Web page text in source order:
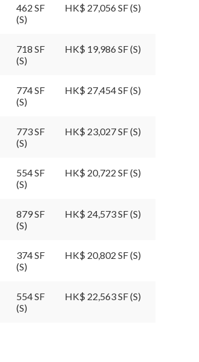
462 SF
(S)
HK$ 27,056 SF (S)
718 SF
(S)
HK$ 19,986 SF (S)
774 SF
(S)
HK$ 27,454 SF (S)
773 SF
(S)
HK$ 23,027 SF (S)
554 SF
(S)
HK$ 20,722 SF (S)
879 SF
(S)
HK$ 24,573 SF (S)
374 SF
(S)
HK$ 20,802 SF (S)
554 SF
(S)
HK$ 22,563 SF (S)